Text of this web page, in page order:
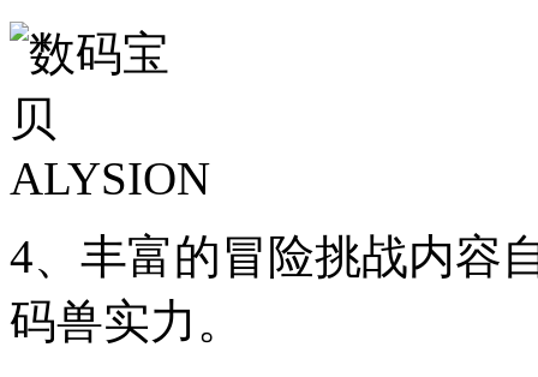
4、丰富的冒险挑战内容
码兽实力。